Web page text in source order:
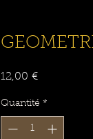
12,00 €Prix
Quantité *